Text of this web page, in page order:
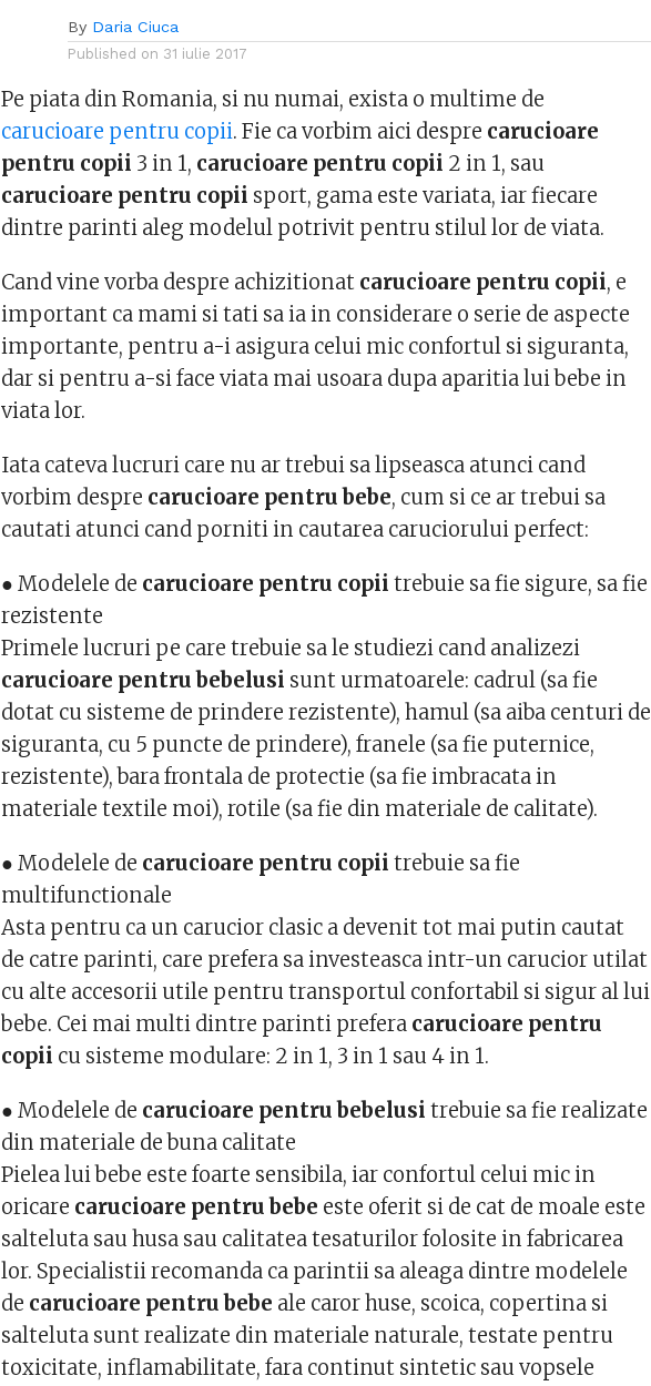
By Daria Ciuca
Published on 31 iulie 2017
Pe piata din Romania, si nu numai, exista o multime de
carucioare pentru copii. Fie ca vorbim aici despre carucioare
pentru copii 3 in 1, carucioare pentru copii 2 in 1, sau
carucioare pentru copii sport, gama este variata, iar fiecare
dintre parinti aleg modelul potrivit pentru stilul lor de viata.
Cand vine vorba despre achizitionat carucioare pentru copii, e
important ca mami si tati sa ia in considerare o serie de aspecte
importante, pentru a-i asigura celui mic confortul si siguranta,
dar si pentru a-si face viata mai usoara dupa aparitia lui bebe in
viata lor.
Iata cateva lucruri care nu ar trebui sa lipseasca atunci cand
vorbim despre carucioare pentru bebe, cum si ce ar trebui sa
cautati atunci cand porniti in cautarea caruciorului perfect:
● Modelele de carucioare pentru copii trebuie sa fie sigure, sa fie
rezistente
Primele lucruri pe care trebuie sa le studiezi cand analizezi
carucioare pentru bebelusi sunt urmatoarele: cadrul (sa fie
dotat cu sisteme de prindere rezistente), hamul (sa aiba centuri de
siguranta, cu 5 puncte de prindere), franele (sa fie puternice,
rezistente), bara frontala de protectie (sa fie imbracata in
materiale textile moi), rotile (sa fie din materiale de calitate).
● Modelele de carucioare pentru copii trebuie sa fie
multifunctionale
Asta pentru ca un carucior clasic a devenit tot mai putin cautat
de catre parinti, care prefera sa investeasca intr-un carucior utilat
cu alte accesorii utile pentru transportul confortabil si sigur al lui
bebe. Cei mai multi dintre parinti prefera carucioare pentru
copii cu sisteme modulare: 2 in 1, 3 in 1 sau 4 in 1.
● Modelele de carucioare pentru bebelusi trebuie sa fie realizate
din materiale de buna calitate
Pielea lui bebe este foarte sensibila, iar confortul celui mic in
oricare carucioare pentru bebe este oferit si de cat de moale este
salteluta sau husa sau calitatea tesaturilor folosite in fabricarea
lor. Specialistii recomanda ca parintii sa aleaga dintre modelele
de carucioare pentru bebe ale caror huse, scoica, copertina si
salteluta sunt realizate din materiale naturale, testate pentru
toxicitate, inflamabilitate, fara continut sintetic sau vopsele